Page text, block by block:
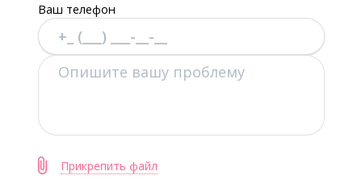
Ваш телефон
Прикрепить файл